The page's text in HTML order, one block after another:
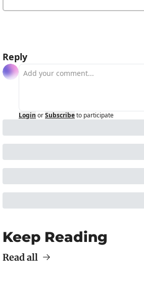
Reply
Login orSubscribeto participate
Keep Reading
Read all